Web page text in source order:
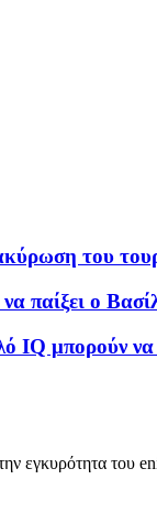
του
παίξει ο
μπορούν να
εγκυρότητα του